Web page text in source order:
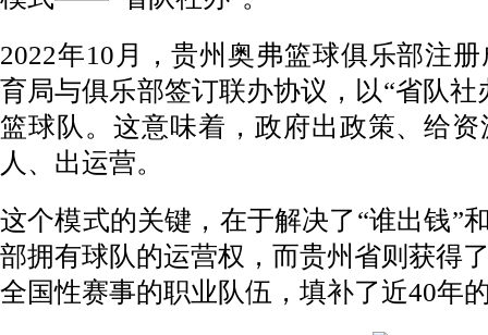
2022年10月，贵州奥弗篮球俱乐部注
育局与俱乐部签订联办协议，以“省队
篮球队。这意味着，政府出政策、给
人、出运营。
这个模式的关键，在于解决了“谁出钱”
部拥有球队的运营权，而贵州省则获得
全国性赛事的职业队伍，填补了近40年